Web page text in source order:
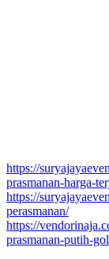
https://
prasmanan-harga-
https://
perasmanan/
https://
prasmanan-putih-